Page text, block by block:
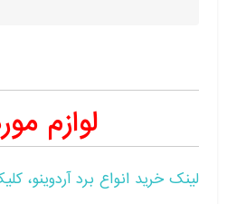
لوازم
لینک خرید انواع برد آردوینو،